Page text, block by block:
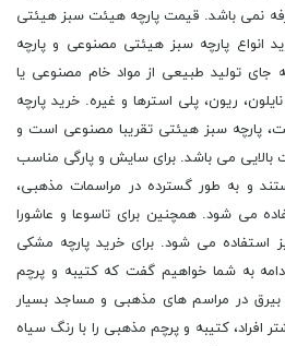
نمی باشد. قیمت پارچه هیئت سبز هیئتی
انواع پارچه سبز هیئتی مصنوعی و پارچه
جای تولید طبیعی از مواد خام مصنوعی یا
ریون، پلی استرها و غیره. خرید پارچه
پارچه سبز هیئتی تقریبا مصنوعی است و
می باشد. برای سایش و پارگی مناسب
و به طور گسترده در مراسمات مذهبی،
می شود. همچنین برای تاسوعا و عاشورا
استفاده می شود. برای خرید پارچه مشکی
به شما خواهیم گفت که کتیبه و پرچم
در مراسم های مذهبی و مساجد بسیار
افراد، کتیبه و پرچم مذهبی را با رنگ سیاه